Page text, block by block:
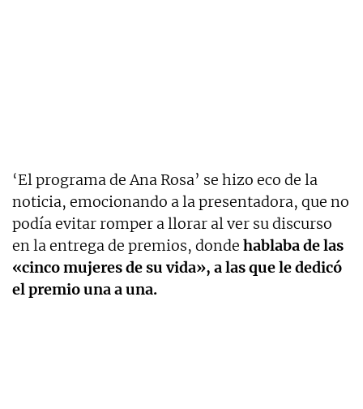
‘El programa de Ana Rosa’ se hizo eco de la
noticia, emocionando a la presentadora, que no
podía evitar romper a llorar al ver su discurso
en la entrega de premios, donde hablaba de las
«cinco mujeres de su vida», a las que le dedicó
el premio una a una.